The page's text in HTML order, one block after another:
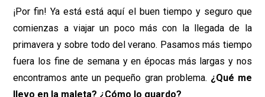
¡Por fin! Ya está está aquí el buen tiempo y seguro que
comienzas a viajar un poco más con la llegada de la
primavera y sobre todo del verano. Pasamos más tiempo
fuera los fine de semana y en épocas más largas y nos
encontramos ante un pequeño gran problema. ¿Qué me
llevo en la maleta? ¿Cómo lo guardo?